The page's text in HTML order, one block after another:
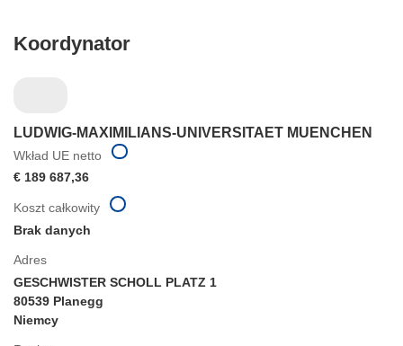
Koordynator
LUDWIG-MAXIMILIANS-UNIVERSITAET MUENCHEN
Wkład UE netto
€ 189 687,36
Adres
GESCHWISTER SCHOLL PLATZ 1
80539 Planegg
Niemcy
Koszt całkowity
Brak danych